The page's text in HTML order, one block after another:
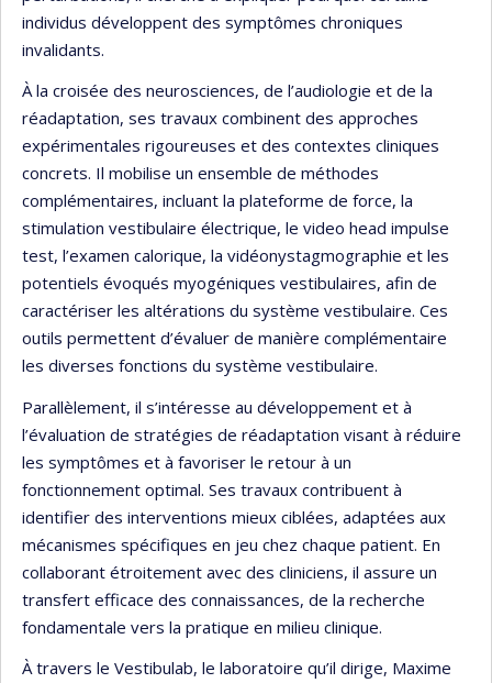
individus développent des symptômes chroniques
invalidants.
À la croisée des neurosciences, de l’audiologie et de la
réadaptation, ses travaux combinent des approches
expérimentales rigoureuses et des contextes cliniques
concrets. Il mobilise un ensemble de méthodes
complémentaires, incluant la plateforme de force, la
stimulation vestibulaire électrique, le video head impulse
test, l’examen calorique, la vidéonystagmographie et les
potentiels évoqués myogéniques vestibulaires, afin de
caractériser les altérations du système vestibulaire. Ces
outils permettent d’évaluer de manière complémentaire
les diverses fonctions du système vestibulaire.
Parallèlement, il s’intéresse au développement et à
l’évaluation de stratégies de réadaptation visant à réduire
les symptômes et à favoriser le retour à un
fonctionnement optimal. Ses travaux contribuent à
identifier des interventions mieux ciblées, adaptées aux
mécanismes spécifiques en jeu chez chaque patient. En
collaborant étroitement avec des cliniciens, il assure un
transfert efficace des connaissances, de la recherche
fondamentale vers la pratique en milieu clinique.
À travers le Vestibulab, le laboratoire qu’il dirige, Maxime